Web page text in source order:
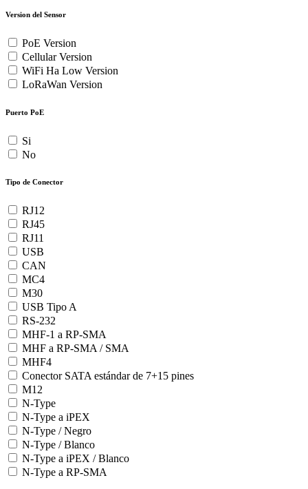
Version del Sensor
PoE Version
Cellular Version
WiFi Ha Low Version
LoRaWan Version
Puerto PoE
Si
No
Tipo de Conector
RJ12
RJ45
RJ11
USB
CAN
MC4
M30
USB Tipo A
RS-232
MHF-1 a RP-SMA
MHF a RP-SMA / SMA
MHF4
Conector SATA estándar de 7+15 pines
M12
N-Type
N-Type a iPEX
N-Type / Negro
N-Type / Blanco
N-Type a iPEX / Blanco
N-Type a RP-SMA